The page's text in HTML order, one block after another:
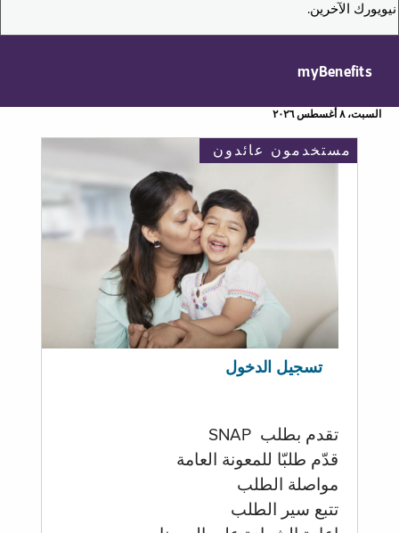
نيويورك الآخرين.
myBenefits
السبت، ٨ أغسطس ٢٠٢٦
مستخدمون عائدون
تسجيل الدخول
تقدم بطلب SNAP
قدّم طلبّا للمعونة العامة
مواصلة الطلب
تتبع سير الطلب